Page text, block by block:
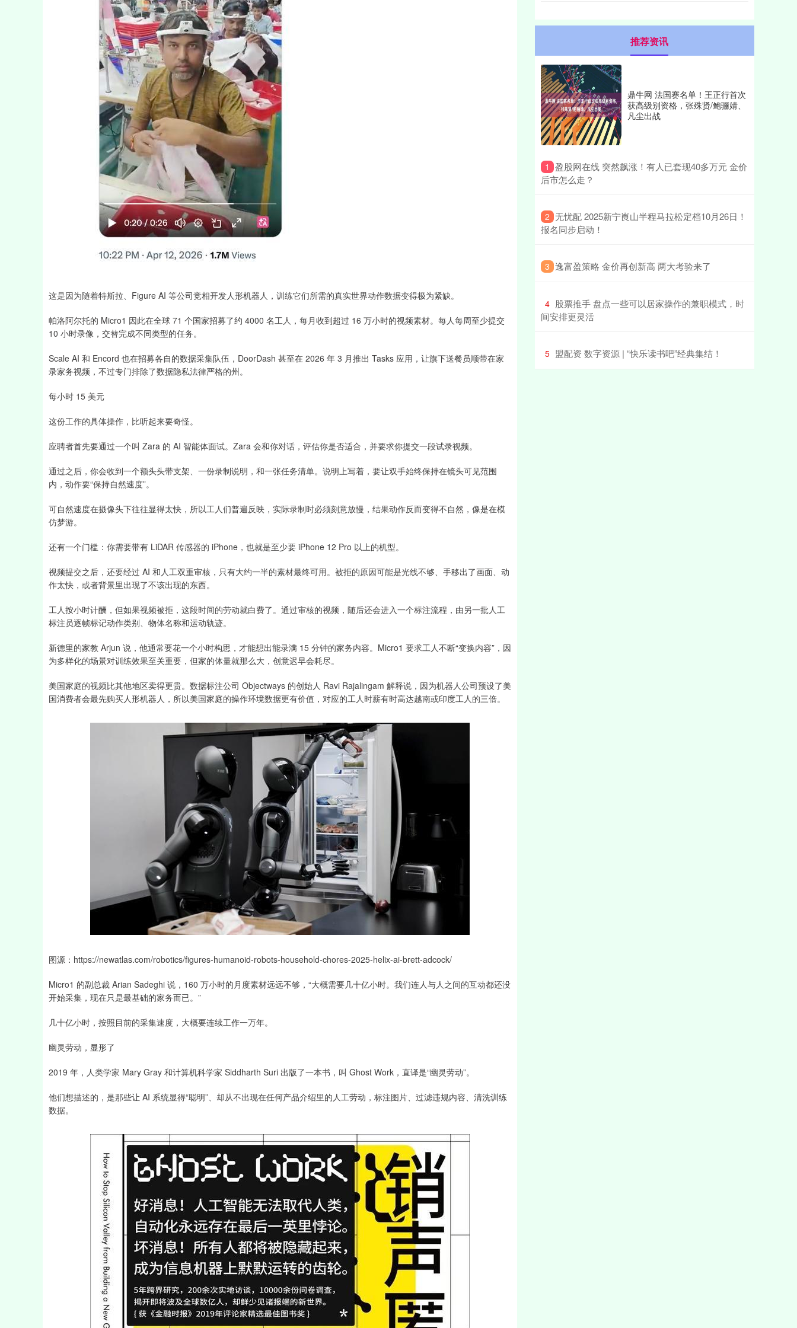
这是因为随着特斯拉、Figure AI 等公司竞相开发人形机器人，训练它们所需的真实世界动作数据变得极为紧缺。
帕洛阿尔托的 Micro1 因此在全球 71 个国家招募了约 4000 名工人，每月收到超过 16 万小时的视频素材。每人每周至少提交
10 小时录像，交替完成不同类型的任务。
Scale AI 和 Encord 也在招募各自的数据采集队伍，DoorDash 甚至在 2026 年 3 月推出 Tasks 应用，让旗下送餐员顺带在家
录家务视频，不过专门排除了数据隐私法律严格的州。
每小时 15 美元
这份工作的具体操作，比听起来要奇怪。
应聘者首先要通过一个叫 Zara 的 AI 智能体面试。Zara 会和你对话，评估你是否适合，并要求你提交一段试录视频。
通过之后，你会收到一个额头头带支架、一份录制说明，和一张任务清单。说明上写着，要让双手始终保持在镜头可见范围
内，动作要“保持自然速度”。
可自然速度在摄像头下往往显得太快，所以工人们普遍反映，实际录制时必须刻意放慢，结果动作反而变得不自然，像是在模
仿梦游。
还有一个门槛：你需要带有 LiDAR 传感器的 iPhone，也就是至少要 iPhone 12 Pro 以上的机型。
视频提交之后，还要经过 AI 和人工双重审核，只有大约一半的素材最终可用。被拒的原因可能是光线不够、手移出了画面、动
作太快，或者背景里出现了不该出现的东西。
工人按小时计酬，但如果视频被拒，这段时间的劳动就白费了。通过审核的视频，随后还会进入一个标注流程，由另一批人工
标注员逐帧标记动作类别、物体名称和运动轨迹。
新德里的家教 Arjun 说，他通常要花一个小时构思，才能想出能录满 15 分钟的家务内容。Micro1 要求工人不断“变换内容”，因
为多样化的场景对训练效果至关重要，但家的体量就那么大，创意迟早会耗尽。
美国家庭的视频比其他地区卖得更贵。数据标注公司 Objectways 的创始人 Ravi Rajalingam 解释说，因为机器人公司预设了美
国消费者会最先购买人形机器人，所以美国家庭的操作环境数据更有价值，对应的工人时薪有时高达越南或印度工人的三倍。
图源：https://newatlas.com/robotics/figures-humanoid-robots-household-chores-2025-helix-ai-brett-adcock/
Micro1 的副总裁 Arian Sadeghi 说，160 万小时的月度素材远远不够，“大概需要几十亿小时。我们连人与人之间的互动都还没
开始采集，现在只是最基础的家务而已。”
几十亿小时，按照目前的采集速度，大概要连续工作一万年。
幽灵劳动，显形了
2019 年，人类学家 Mary Gray 和计算机科学家 Siddharth Suri 出版了一本书，叫 Ghost Work，直译是“幽灵劳动”。
他们想描述的，是那些让 AI 系统显得“聪明”、却从不出现在任何产品介绍里的人工劳动，标注图片、过滤违规内容、清洗训练
数据。
推荐资讯
鼎牛网 法国赛名单！王正行首次
获高级别资格，张殊贤/鲍骊婧、
凡尘出战
1 ​盈股网在线 突然飙涨！有人已套现40多万元 金价
后市怎么走？
2 ​无忧配 2025新宁崀山半程马拉松定档10月26日！
报名同步启动！
3 ​逸富盈策略 金价再创新高 两大考验来了
4 ​股票推手 盘点一些可以居家操作的兼职模式，时
间安排更灵活
5 ​盟配资 数字资源 | “快乐读书吧”经典集结！